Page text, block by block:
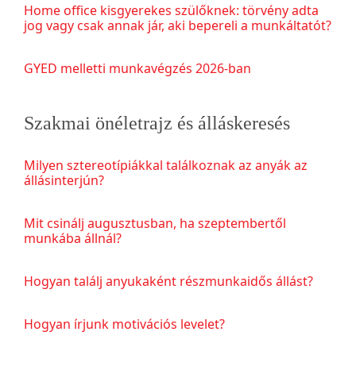
Home office kisgyerekes szülőknek: törvény adta
jog vagy csak annak jár, aki bepereli a munkáltatót?
GYED melletti munkavégzés 2026-ban
Szakmai önéletrajz és álláskeresés
Milyen sztereotípiákkal találkoznak az anyák az
állásinterjún?
Mit csinálj augusztusban, ha szeptembertől
munkába állnál?
Hogyan találj anyukaként részmunkaidős állást?
Hogyan írjunk motivációs levelet?